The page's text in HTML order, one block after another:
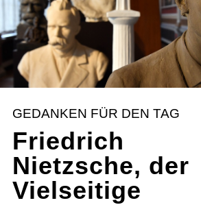
GEDANKEN FÜR DEN TAG
Friedrich
Nietzsche, der
Vielseitige